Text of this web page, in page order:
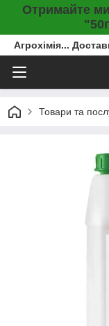
Отримайте
Агрохімія...
Товари та